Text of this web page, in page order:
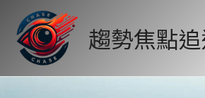
內
趨勢焦點